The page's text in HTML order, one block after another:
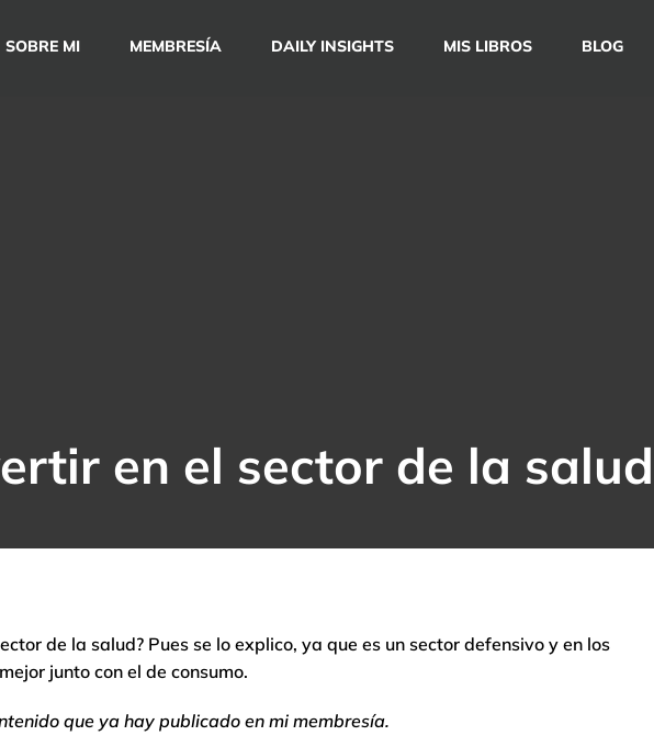
SOBRE MI MEMBRESÍA DAILY INSIGHTS MIS LIBROS BLOG
en el sector de la salud
de la salud? Pues se lo explico, ya que es un sector defensivo y en los
junto con el de consumo.
que ya hay publicado en mi membresía.